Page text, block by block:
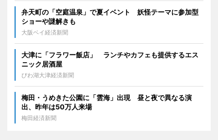
弁天町の「空庭温泉」で夏イベント 妖怪テーマに参加型
ショーや謎解きも
大阪ベイ経済新聞
大津に「フラワー飯店」 ランチやカフェも提供するエス
ニック居酒屋
びわ湖大津経済新聞
梅田・うめきた公園に「雲海」出現 昼と夜で異なる演
出、昨年は50万人来場
梅田経済新聞